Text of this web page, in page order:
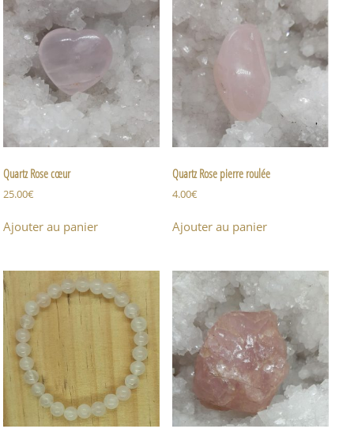
Quartz Rose cœur
25.00€
Ajouter au panier
Quartz Rose pierre roulée
4.00€
Ajouter au panier